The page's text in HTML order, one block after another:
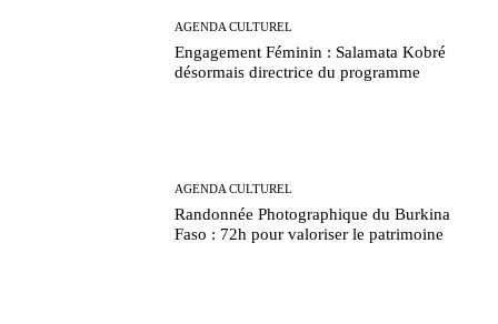
AGENDA CULTUREL
Engagement Féminin : Salamata Kobré
désormais directrice du programme
AGENDA CULTUREL
Randonnée Photographique du Burkina
Faso : 72h pour valoriser le patrimoine